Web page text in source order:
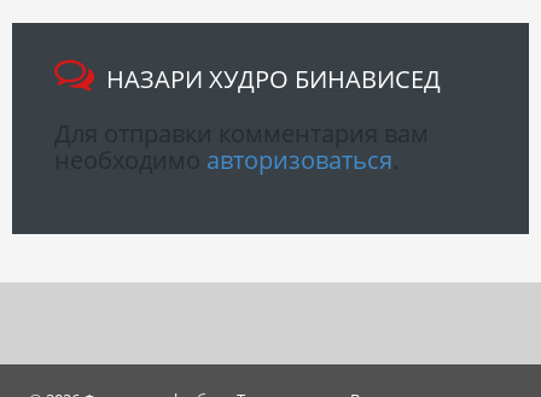
НАЗАРИ ХУДРО БИНАВИСЕД
авторизоваться